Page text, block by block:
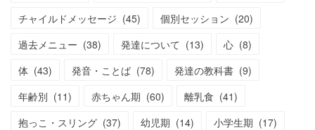
チャイルドメッセージ (45) 個別セッション (20)
過去メニュー (38) 発達について (13) 心 (8)
体 (43) 発音・ことば (78) 発達の教科書 (9)
年齢別 (11) 赤ちゃん期 (60) 離乳食 (41)
抱っこ・スリング (37) 幼児期 (14) 小学生期 (17)